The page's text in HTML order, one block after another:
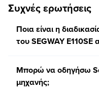
Συχνές ερωτήσεις
Ποια είναι η
του SEGWAY
Μπορώ να οδηγήσω
μηχανής;